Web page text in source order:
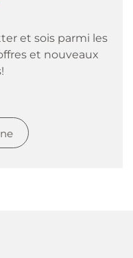
et sois parmi les
et nouveaux